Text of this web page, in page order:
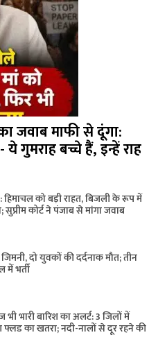
जवाब माफी से दूंगा:
गुमराह बच्चे हैं, इन्हें राह
हिमाचल को बड़ी राहत, बिजली के रूप में
सुप्रीम कोर्ट ने पंजाब से मांगा जवाब
दो युवकों की दर्दनाक मौत; तीन
में भर्ती
भारी बारिश का अलर्ट: 3 जिलों में
का खतरा; नदी-नालों से दूर रहने की